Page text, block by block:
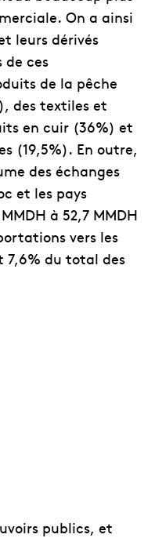
On a ainsi
leurs dérivés
ces
de la pêche
des textiles et
en cuir (36%) et
(19,5%). En outre,
des échanges
et les pays
à 52,7 MMDH
vers les
7,6% du total des
publics, et